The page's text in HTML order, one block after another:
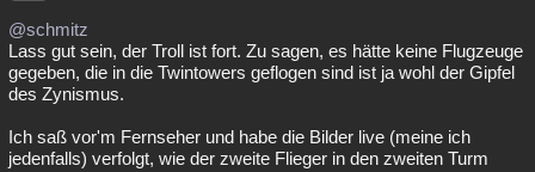
@schmitz
Lass gut sein, der Troll ist fort. Zu sagen, es hätte keine Flugzeuge
gegeben, die in die Twintowers geflogen sind ist ja wohl der Gipfel
des Zynismus.
Ich saß vor'm Fernseher und habe die Bilder live (meine ich
jedenfalls) verfolgt, wie der zweite Flieger in den zweiten Turm